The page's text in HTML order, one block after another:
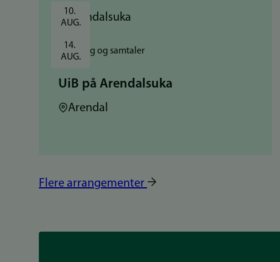
10.
AUG.
14.
AUG.
Foredrag og samtaler
UiB på Arendalsuka
Sted:
Arendal
Flere arrangementer